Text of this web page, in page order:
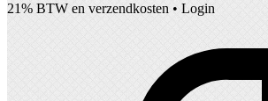
21% BTW en verzendkosten • Login